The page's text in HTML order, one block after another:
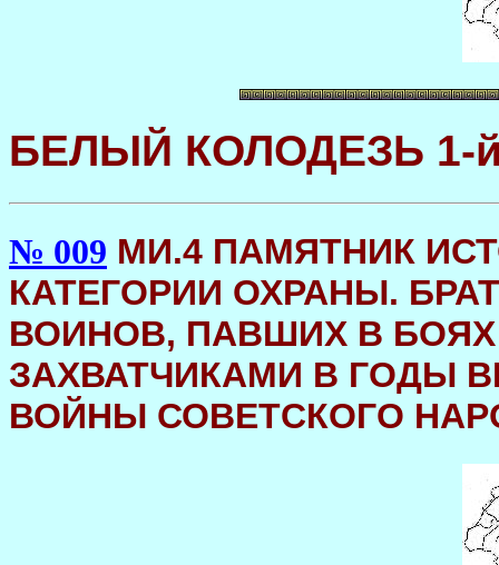
БЕЛЫЙ КОЛОДЕЗЬ 1-
№ 009 МИ.4 ПАМЯТНИК
КАТЕГОРИИ ОХРАНЫ.
ВОИНОВ, ПАВШИХ В
ЗАХВАТЧИКАМИ В ГОДЫ
ВОЙНЫ СОВЕТСКОГО